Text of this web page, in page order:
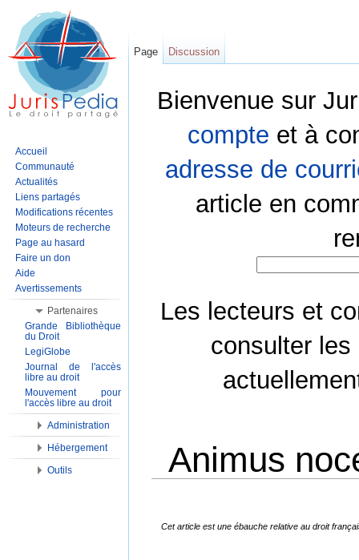
Bienvenue sur
compte et à
adresse de
article en
Les lecteurs et
consulter les
Animus
Cet article est une ébauche relative au droit
Page Discussion
Accueil
Communauté
Actualités
Liens partagés
Modifications récentes
Moteurs de recherche
Page au hasard
Faire un don
Aide
Avertissements
Partenaires
Grande Bibliothèque
du Droit
LegiGlobe
Journal de l'accès
libre au droit
Mouvement pour
l'accès libre au droit
Administration
Hébergement
Outils